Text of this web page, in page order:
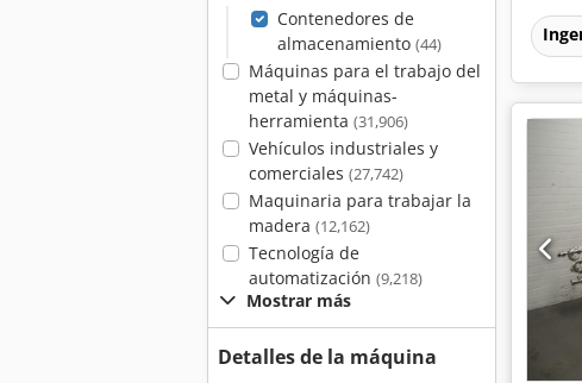
Contenedores de
almacenamiento (44)
Máquinas para el trabajo del
metal y máquinas-
herramienta (31,906)
Vehículos industriales y
comerciales (27,742)
Maquinaria para trabajar la
madera (12,162)
Tecnología de
automatización (9,218)
Mostrar más
Detalles de la máquina